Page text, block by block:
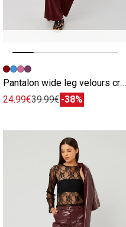
Image précédente
Image suivante
Pantalon wide leg velours cropped bordeaux
24.99€39.99€-38%